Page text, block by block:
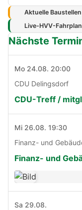
Aktuelle Baustellen
Live-HVV-Fahrplan
Nächste
Mo 24.08. 20:00
CDU Delingsdorf
CDU-Treff /
Mi 26.08. 19:30
Finanz- und
Finanz- und
Sa 29.08.